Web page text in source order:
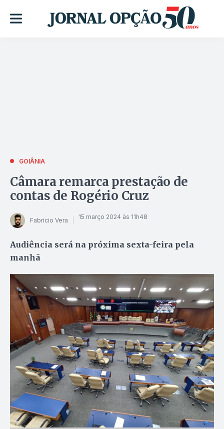
GOIÂNIA
Câmara remarca prestação de
contas de Rogério Cruz
Fabrício Vera 15 março 2024 às 11h48
Audiência será na próxima sexta-feira pela
manhã